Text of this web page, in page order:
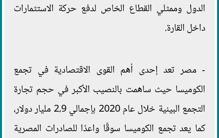
الدول وممثلي القطاع الخاص لدفع حركة الاستثمارات
داخل القارة.
- مصر تعد إحدى أهم القوى الاقتصادية في تجمع
الكوميسا حيث ساهمت بالنصيب الأكبر في حجم تجارة
التجمع البينية خلال عام 2020 بإجمالي 2،9 مليار دولار،
كما يعد تجمع الكوميسا سوقًا واعدًا للصادرات المصرية